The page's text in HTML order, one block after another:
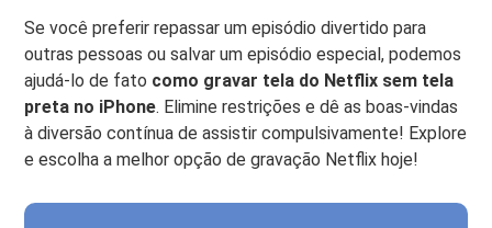
Se você preferir repassar um episódio divertido para
outras pessoas ou salvar um episódio especial, podemos
ajudá-lo de fato como gravar tela do Netflix sem tela
preta no iPhone. Elimine restrições e dê as boas-vindas
à diversão contínua de assistir compulsivamente! Explore
e escolha a melhor opção de gravação Netflix hoje!